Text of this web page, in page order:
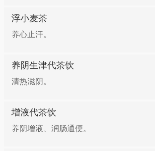
浮小麦茶
养心止汗。
养阴生津代茶饮
清热滋阴。
增液代茶饮
养阴增液、润肠通便。